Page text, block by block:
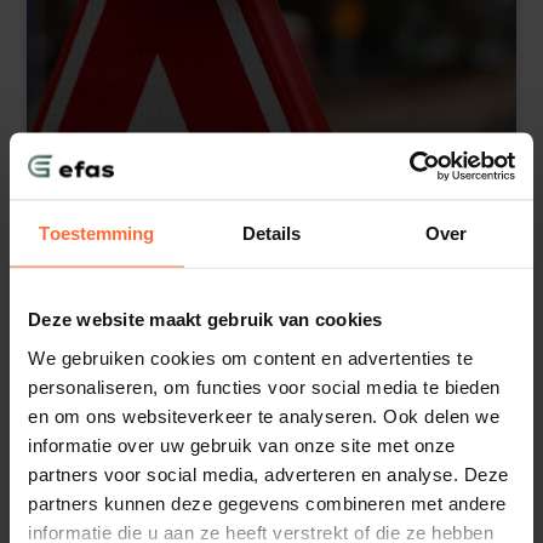
Toestemming Details Over
Deze website maakt gebruik van cookies
We gebruiken cookies om content en advertenties te
personaliseren, om functies voor social media te bieden
en om ons websiteverkeer te analyseren. Ook delen we
informatie over uw gebruik van onze site met onze
partners voor social media, adverteren en analyse. Deze
partners kunnen deze gegevens combineren met andere
informatie die u aan ze heeft verstrekt of die ze hebben
Waarom u geen RI&E moet maken